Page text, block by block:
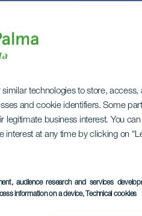
technologies to store, access,
and cookie identifiers. Some
legitimate business interest. You
at any time by clicking on
audience research and services
information on a device, Technical cookies